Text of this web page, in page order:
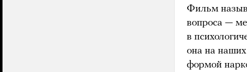
Фильм
вопроса —
в
она на наших
формой